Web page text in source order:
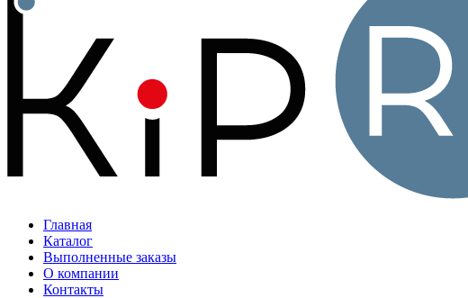
Главная
Каталог
Выполненные заказы
О компании
Контакты